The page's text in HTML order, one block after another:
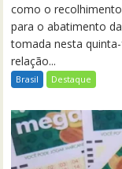
como o
para o abatimento
tomada nesta
relação...
Brasil Destaque